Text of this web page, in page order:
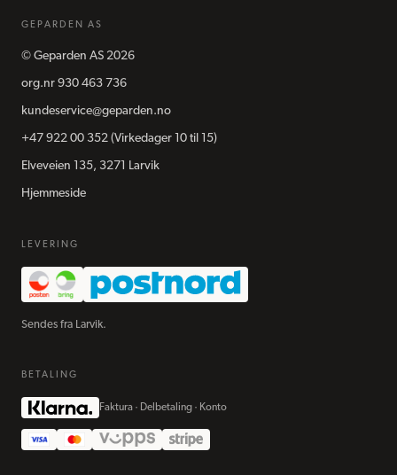
GEPARDEN AS
© Geparden AS 2026
org.nr 930 463 736
kundeservice@geparden.no
+47 922 00 352 (Virkedager 10 til 15)
Elveveien 135, 3271 Larvik
Hjemmeside
LEVERING
Sendes fra Larvik.
BETALING
Faktura · Delbetaling · Konto